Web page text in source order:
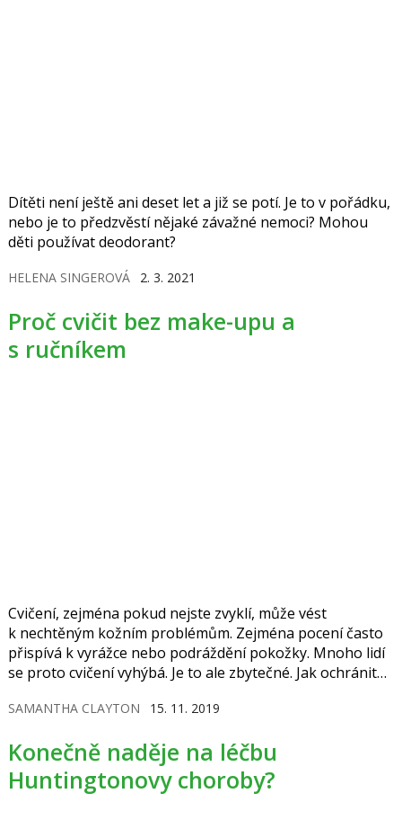
Dítěti není ještě ani deset let a již se potí. Je to v pořádku,
nebo je to předzvěstí nějaké závažné nemoci? Mohou
děti používat deodorant?
HELENA SINGEROVÁ 2. 3. 2021
Proč cvičit bez make-upu a
s ručníkem
Cvičení, zejména pokud nejste zvyklí, může vést
k nechtěným kožním problémům. Zejména pocení často
přispívá k vyrážce nebo podráždění pokožky. Mnoho lidí
se proto cvičení vyhýbá. Je to ale zbytečné. Jak ochránit
SAMANTHA CLAYTON 15. 11. 2019
Konečně naděje na léčbu
Huntingtonovy choroby?